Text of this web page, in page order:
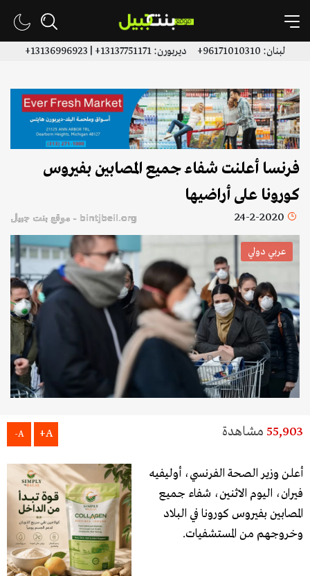
لبنان: 96171010310+ ديربورن: 13137751171+ | 13136996923+
فرنسا أعلنت شفاء جميع المصابين بفيروس
كورونا على أراضيها
24-2-2020 bintjbeil.org - موقع بنت جبيل
عربي دولي
55,903 مشاهدة A+
A-
أعلن وزير الصحة الفرنسي، أوليفيه
فيران، اليوم الاثنين، شفاء جميع
المصابين بفيروس كورونا في البلاد
وخروجهم من المستشفيات.